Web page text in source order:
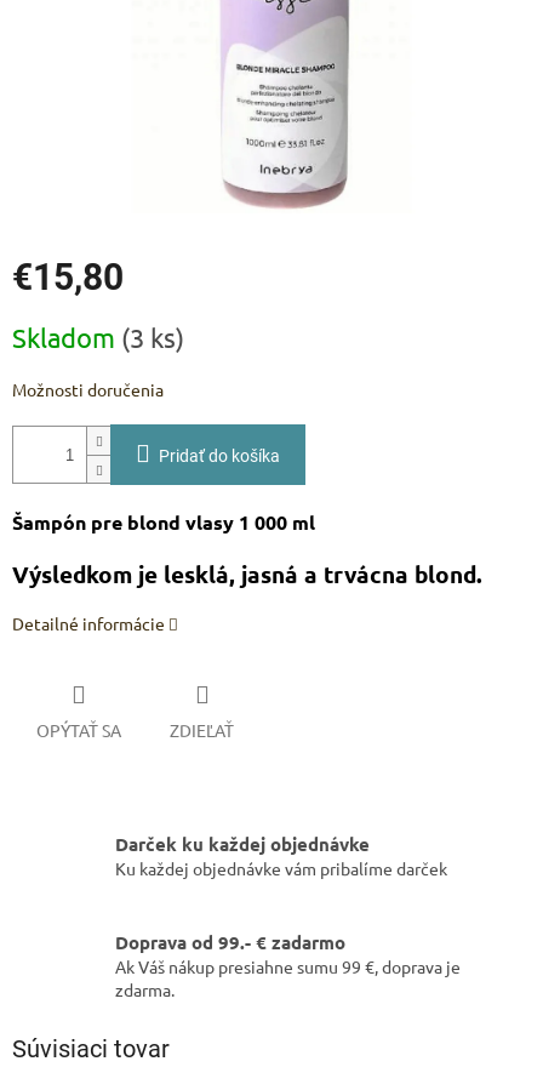
€15,80
cena:
Skladom (3 ks)
Možnosti doručenia
Pridať do košíka
Šampón pre blond vlasy 1 000 ml
Výsledkom je lesklá, jasná a trvácna blond.
Detailné informácie
OPÝTAŤ SA ZDIEĽAŤ
Darček ku každej objednávke
Ku každej objednávke vám pribalíme darček
Doprava od 99.- € zadarmo
Ak Váš nákup presiahne sumu 99 €, doprava je
zdarma.
Súvisiaci tovar